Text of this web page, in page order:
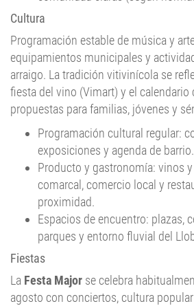
Cultura
Programación estable de música y
equipamientos municipales y
arraigo. La tradición vitivinícola se
fiesta del vino (Vimart) y el calendario
propuestas para familias, jóvenes y
Programación cultural regular:
exposiciones y agenda de barrio.
Producto y gastronomía: vinos
comarcal, comercio local y
proximidad.
Espacios de encuentro: plazas,
parques y entorno fluvial del
Fiestas
La Festa Major se celebra
agosto con conciertos, cultura